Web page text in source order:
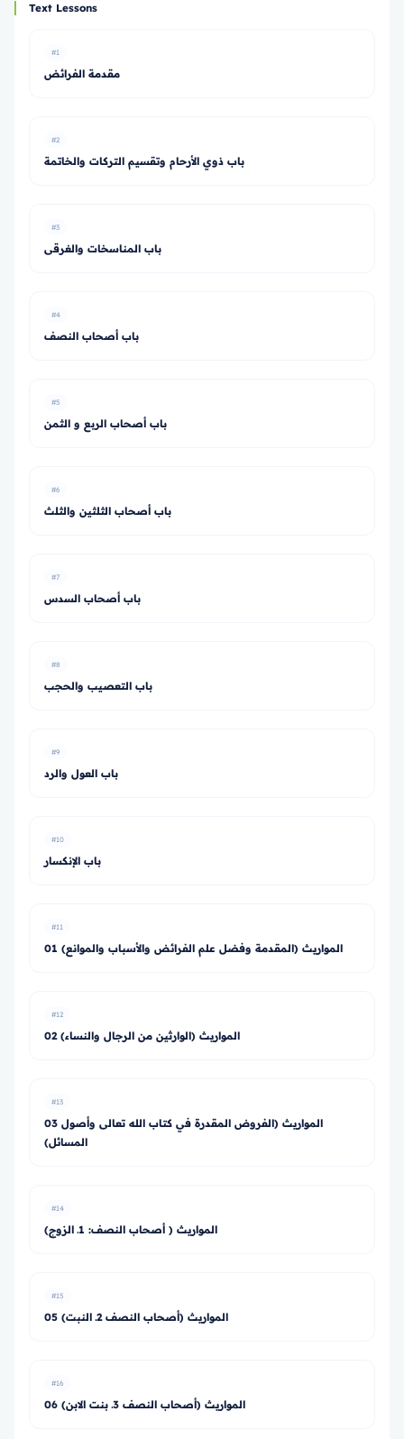
Text Lessons
#1
مقدمة الفرائض
#2
باب ذوي الأرحام وتقسيم التركات والخاتمة
#3
باب المناسخات والغرقى
#4
باب أصحاب النصف
#5
باب أصحاب الربع و الثمن
#6
باب أصحاب الثلثين والثلث
#7
باب أصحاب السدس
#8
باب التعصيب والحجب
#9
باب العول والرد
#10
باب الإنكسار
#11
01 المواريث (المقدمة وفضل علم الفرائض والأسباب والموانع)
#12
02 المواريث (الوارثين من الرجال والنساء)
#13
03 المواريث (الفروض المقدرة في كتاب الله تعالى وأصول
المسائل)
#14
المواريث ( أصحاب النصف: 1ـ الزوج)
#15
05 المواريث (أصحاب النصف 2ـ النبت)
#16
06 المواريث (أصحاب النصف 3ـ بنت الابن)